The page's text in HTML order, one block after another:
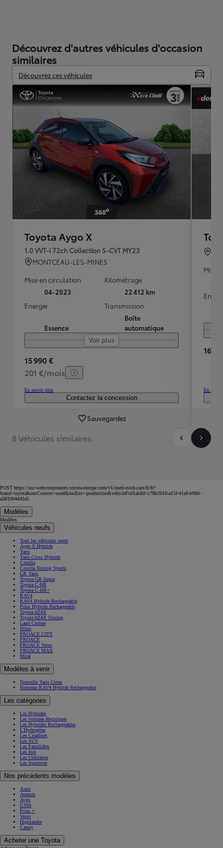
Découvrez d'autres véhicules d'occasion
similaires
Découvrez ces véhicules
Toyota Aygo X
1.0 VVT-i 72ch Collection S-CVT MY23
MONTCEAU-LES-MINES
Mise en circulation
04-2023
Kilométrage
22 412 km
Energie
Essence
Transmission
Boîte
automatique
Voir plus
15 990 €
201 €/mois
En savoir plus
Contactez la concession
Sauvegardez
Mise
16
En
8 Véhicules similaires
POST https://usc-webcomponents.toyota-europe.com/v1/used-stock-cars/fr/fr?
brand=toyota&uscContext=used&uscEnv=production&vehicleForSaleId=c78b2610-a15f-41a9-b98d-
a383304d42a5
Modèles
Modèles
Véhicules neufs
Tous les véhicules neufs
Aygo X Hybride
Yaris
Yaris Cross Hybride
Corolla
Corolla Touring Sports
GR Yaris
Toyota GR Supra
Toyota C-HR
Toyota C-HR+
RAV4
RAV4 Hybride Rechargeable
Prius Hybride Rechargeable
Toyota bZ4X
Toyota bZ4X Touring
Land Cruiser
Hilux
PROACE CITY
PROACE
PROACE Verso
PROACE MAX
Mirai
Modèles à venir
Nouvelle Yaris Cross
Nouveau RAV4 Hybride Rechargeable
Les catégories
Les Hybrides
Les voitures électriques
Les Hybrides Rechargeables
L'Hydrogène
Les Citadines
Les SUV
Les Familiales
Les 4x4
Les Utilitaires
Les Sportives
Nos précédents modèles
Auris
Avensis
Aygo
GT86
Prius +
Verso
Highlander
Camry
Acheter une Toyota